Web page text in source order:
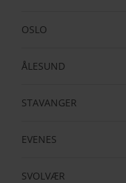
OSLO
ÅLESUND
STAVANGER
EVENES
SVOLVÆR